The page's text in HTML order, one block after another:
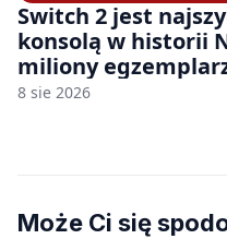
Switch 2 jest
konsolą w historii
miliony
8 sie 2026
Może Ci się